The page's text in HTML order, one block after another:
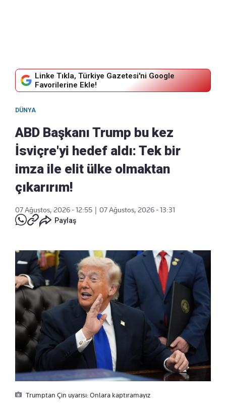
Linke Tıkla, Türkiye Gazetesi'ni Google
Favorilerine Ekle!
DÜNYA
ABD Başkanı Trump bu kez
İsviçre'yi hedef aldı: Tek bir
imza ile elit ülke olmaktan
çıkarırım!
07 Ağustos, 2026 - 12:55
07 Ağustos, 2026 - 13:31
Paylaş
Trumptan Çin uyarısı: Onlara kaptıramayız